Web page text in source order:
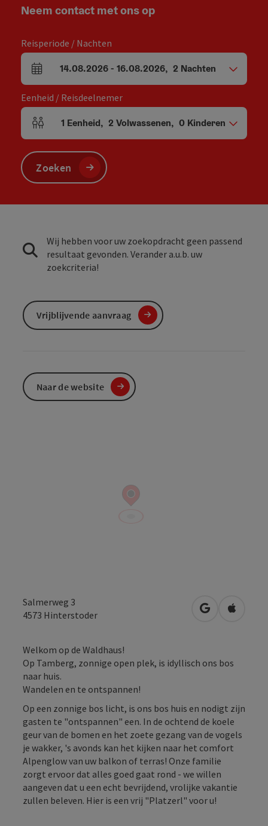
Salmerweg 3
4573 Hinterstoder Openen in
Welkom op de Waldhaus!
Op Tamberg, zonnige open plek, is idyllisch ons bos
naar huis.
Wandelen en te ontspannen!
Op een zonnige bos licht, is ons bos huis en nodigt zijn
gasten te "ontspannen" een. In de ochtend de koele
geur van de bomen en het zoete gezang van de vogels
je wakker, 's avonds kan het kijken naar het comfort
Alpenglow van uw balkon of terras! Onze familie
zorgt ervoor dat alles goed gaat rond - we willen
aangeven dat u een echt bevrijdend, vrolijke vakantie
zullen beleven. Hier is een vrij "Platzerl" voor u!
Neem contact met ons op
Reisperiode / Nachten
Velden voor aankomst en vertrek
14.08.2026- 16.08.2026, 2 Nachten
Eenheid / Reisdeelnemer
Aantal eenheden en persoonsvelden
1 Eenheid, 2 Volwassenen, 0 Kinderen
Zoeken
Wij hebben voor uw zoekopdracht geen passend
resultaat gevonden. Verander a.u.b. uw
zoekcriteria!
Vrijblijvende aanvraag
Naar de website